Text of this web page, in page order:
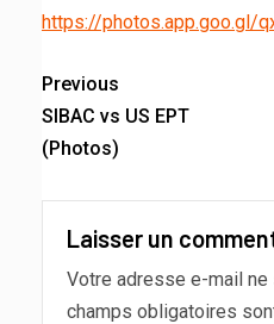
https://photos.app.goo.gl/
Previous
SIBAC vs US EPT
(Photos)
Laisser un
Votre adresse e-mail ne
champs obligatoires